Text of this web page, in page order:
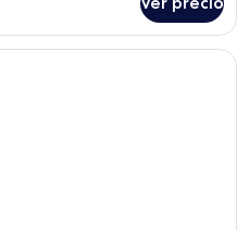
Minibar, caja de seguridad en la